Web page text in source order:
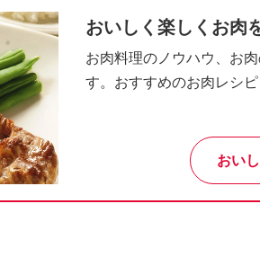
おいしく楽しくお肉
お肉料理のノウハウ、お
す。おすすめのお肉レシピ
おい